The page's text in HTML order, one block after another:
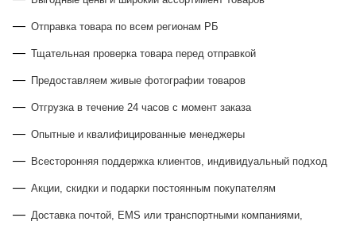
Отправка товара по всем регионам РБ
Тщательная проверка товара перед отправкой
Предоставляем живые фотографии товаров
Отгрузка в течение 24 часов с момент заказа
Опытные и квалифицированные менеджеры
Всесторонняя поддержка клиентов, индивидуальный подход
Акции, скидки и подарки постоянным покупателям
Доставка почтой, EMS или транспортными компаниями,